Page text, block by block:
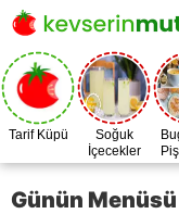
Tarif Küpü
Soğuk
İçecekler
Günün